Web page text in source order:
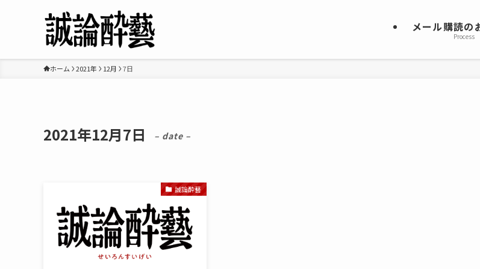
メール購読の
Process
ホーム 2021年 12月 7日
2021年12月7日 – date –
誠論酔藝